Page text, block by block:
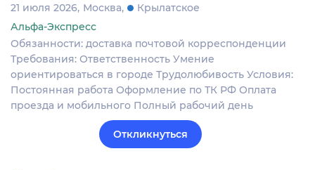
21 июля 2026 Москва
Крылатское
Альфа-Экспресс
Обязанности: доставка почтовой корреспонденции
Требования: Ответственность Умение
ориентироваться в городе Трудолюбивость Условия:
Постоянная работа Оформление по ТК РФ Оплата
проезда и мобильного Полный рабочий день
Откликнуться